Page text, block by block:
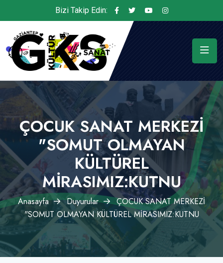
Bizi Takip Edin:
ÇOCUK SANAT MERKEZİ
"SOMUT OLMAYAN
KÜLTÜREL
MİRASIMIZ:KUTNU
Anasayfa Duyurular
ÇOCUK SANAT MERKEZİ
"SOMUT OLMAYAN KÜLTÜREL MİRASIMIZ:KUTNU